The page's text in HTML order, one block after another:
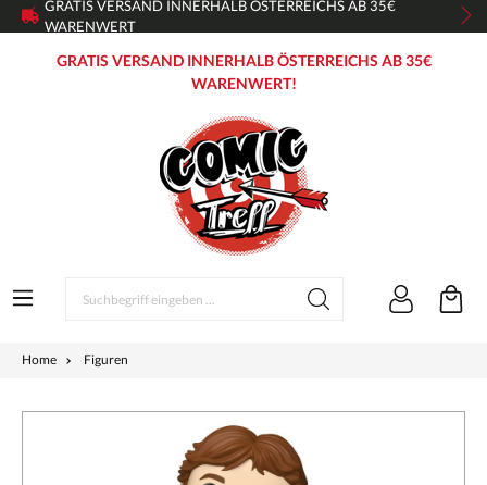
GRATIS VERSAND INNERHALB ÖSTERREICHS AB 35€
WARENWERT
GRATIS VERSAND INNERHALB ÖSTERREICHS AB 35€
WARENWERT!
Home Figuren